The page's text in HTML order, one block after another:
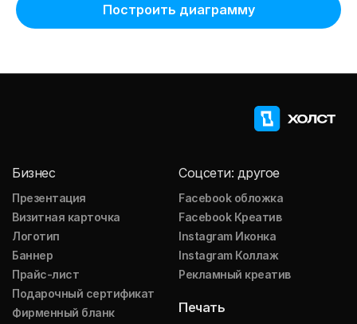
Построить диаграмму
Бизнес
Презентация
Визитная карточка
Логотип
Баннер
Прайс-лист
Подарочный сертификат
Фирменный бланк
Соцсети: другое
Facebook обложка
Facebook Креатив
Instagram Иконка
Instagram Коллаж
Рекламный креатив
Печать